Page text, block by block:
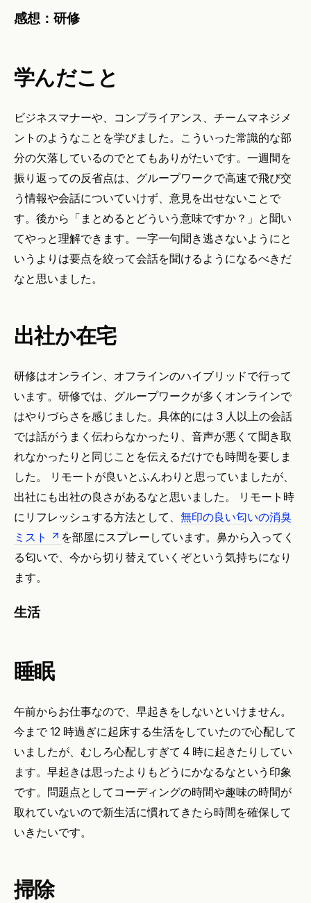
感想：研修
学んだこと
ビジネスマナーや、コンプライアンス、チームマネジメ
ントのようなことを学びました。こういった常識的な部
分の欠落しているのでとてもありがたいです。一週間を
振り返っての反省点は、グループワークで高速で飛び交
う情報や会話についていけず、意見を出せないことで
す。後から「まとめるとどういう意味ですか？」と聞い
てやっと理解できます。一字一句聞き逃さないようにと
いうよりは要点を絞って会話を聞けるようになるべきだ
なと思いました。
出社か在宅
研修はオンライン、オフラインのハイブリッドで行って
います。研修では、グループワークが多くオンラインで
はやりづらさを感じました。具体的には 3 人以上の会話
では話がうまく伝わらなかったり、音声が悪くて聞き取
れなかったりと同じことを伝えるだけでも時間を要しま
した。 リモートが良いとふんわりと思っていましたが、
出社にも出社の良さがあるなと思いました。 リモート時
にリフレッシュする方法として、 無印の良い匂いの消臭
ミスト
を部屋にスプレーしています。鼻から入ってく
る匂いで、今から切り替えていくぞという気持ちになり
ます。
生活
睡眠
午前からお仕事なので、早起きをしないといけません。
今まで 12 時過ぎに起床する生活をしていたので心配して
いましたが、むしろ心配しすぎて 4 時に起きたりしてい
ます。早起きは思ったよりもどうにかなるなという印象
です。問題点としてコーディングの時間や趣味の時間が
取れていないので新生活に慣れてきたら時間を確保して
いきたいです。
掃除